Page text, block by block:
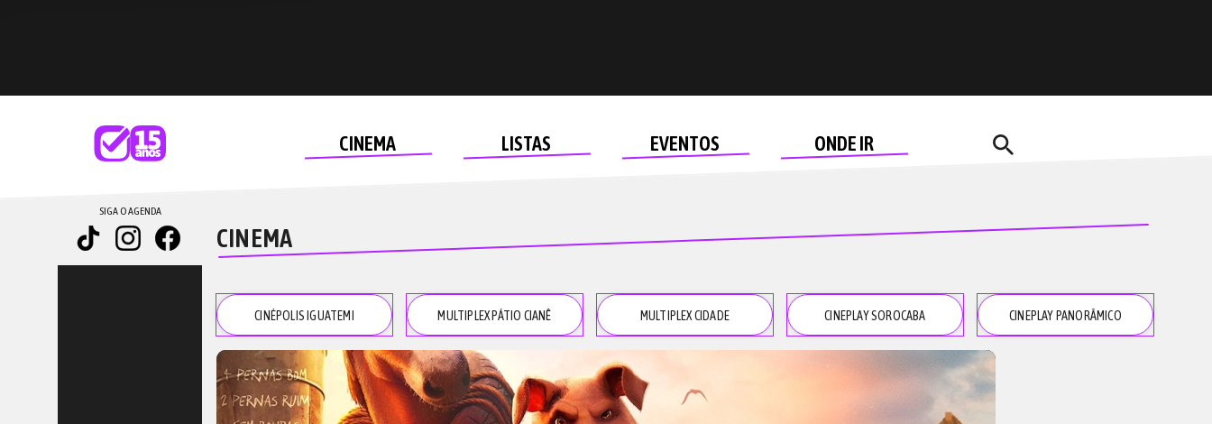
search
CINEMA LISTAS EVENTOS ONDE IR
CINEMA
CINÉPOLIS IGUATEMI MULTIPLEX PÁTIO CIANÊ MULTIPLEX CIDADE CINEPLAY SOROCABA CINEPLAY PANORÂMICO
SIGA O AGENDA